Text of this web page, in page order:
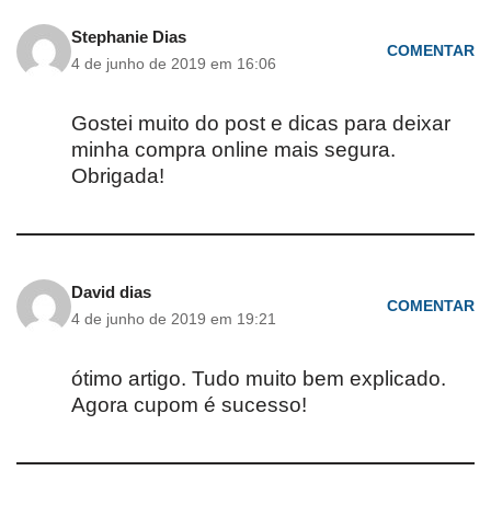
Stephanie Dias
4 de junho de 2019 em 16:06
COMENTAR
Gostei muito do post e dicas para deixar
minha compra online mais segura.
Obrigada!
David dias
4 de junho de 2019 em 19:21
COMENTAR
ótimo artigo. Tudo muito bem explicado.
Agora cupom é sucesso!